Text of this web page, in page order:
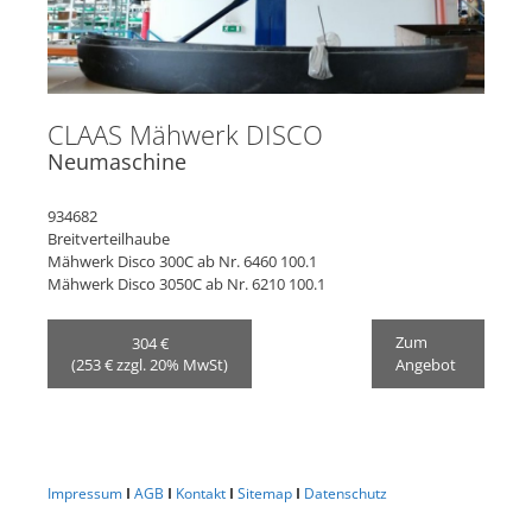
CLAAS Mähwerk DISCO
Neumaschine
934682
Breitverteilhaube
Mähwerk Disco 300C ab Nr. 6460 100.1
Mähwerk Disco 3050C ab Nr. 6210 100.1
304 €
(253 € zzgl. 20% MwSt)
Zum
Angebot
Impressum I AGB I Kontakt I Sitemap I Datenschutz